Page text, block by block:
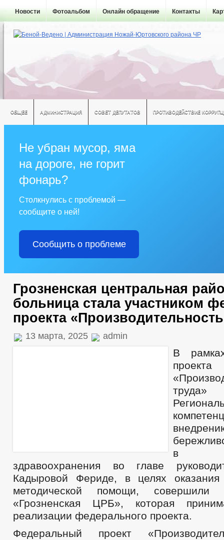
Новости Фотоальбом Онлайн обращение Контакты
ОБЩЕЕ АДМИНИСТРАЦИЯ СОВЕТ ДЕПУТАТОВ ПРОТИВОДЕЙСТВИЕ
Не убран мусор, яма
на дороге, не горит
фонарь?
Столкнулись с проблемой —
сообщите о ней!
Сообщить о проблеме
Грозненская центральная
больница стала участником
проекта
13 марта, 2025 admin
В
проекта
в
здравоохранения во главе
Кадыровой Фериде, в целях оказания
методической помощи,
«Грозненская ЦРБ», которая
реализации федерального проекта.
Федеральный проект